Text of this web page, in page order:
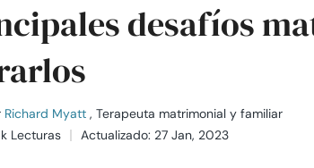
desafíos
Richard Myatt , Terapeuta matrimonial y familiar
Lecturas
Actualizado: 27 Jan, 2023